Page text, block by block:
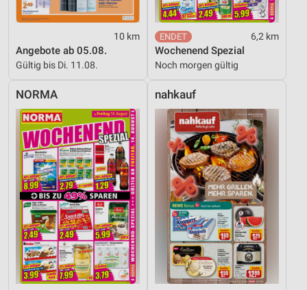
10 km
Angebote ab 05.08.
Gültig bis Di. 11.08.
6,2 km
Wochenend Spezial
Noch morgen gültig
NORMA nahkauf